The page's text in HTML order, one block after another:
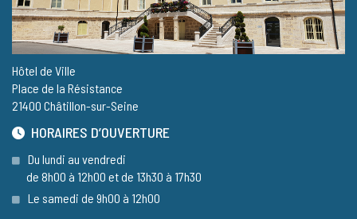
Hôtel de Ville
Place de la Résistance
21400 Châtillon-sur-Seine
HORAIRES D’OUVERTURE
Du lundi au vendredi
de 8h00 à 12h00 et de 13h30 à 17h30
Le samedi de 9h00 à 12h00